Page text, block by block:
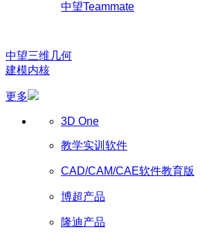
中望Teammate
中望三维几何
建模内核
更多
3D One
教学实训软件
CAD/CAM/CAE软件教育版
博超产品
隆迪产品